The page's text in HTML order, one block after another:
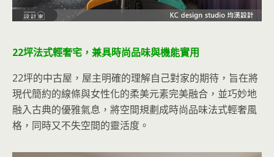
22坪法式輕奢宅，兼具時尚品味與機能實用
22坪的中古屋，屋主明確的理解自己對家的期待，旨在將
現代簡約的線條與女性化的柔美元素完美融合，並巧妙地
融入古典的優雅氣息，將空間規劃成時尚品味法式輕奢風
格，同時又不失空間的靈活度。